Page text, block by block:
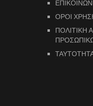
ΟΡΟΙ
ΠΟΛΙΤΙΚΗ